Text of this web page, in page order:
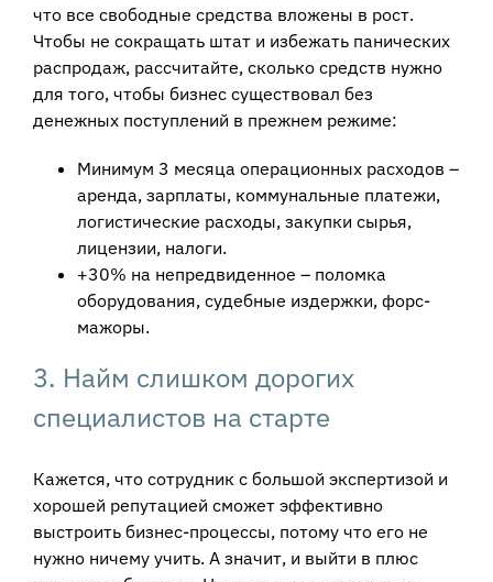
что все свободные средства вложены в рост.
Чтобы не сокращать штат и избежать панических
распродаж, рассчитайте, сколько средств нужно
для того, чтобы бизнес существовал без
денежных поступлений в прежнем режиме:
Минимум 3 месяца операционных расходов –
аренда, зарплаты, коммунальные платежи,
логистические расходы, закупки сырья,
лицензии, налоги.
+30% на непредвиденное – поломка
оборудования, судебные издержки, форс-
мажоры.
3. Найм слишком дорогих
специалистов на старте
Кажется, что сотрудник с большой экспертизой и
хорошей репутацией сможет эффективно
выстроить бизнес-процессы, потому что его не
нужно ничему учить. А значит, и выйти в плюс